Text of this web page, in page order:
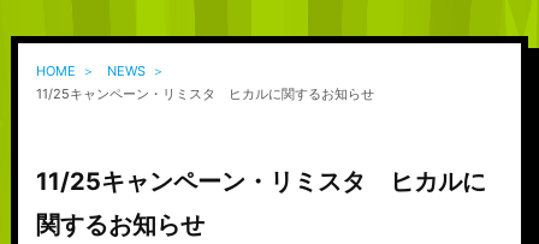
HOME
NEWS
11/25キャンペーン・リミスタ ヒカルに関するお知らせ
11/25キャンペーン・リミスタ ヒカルに
関するお知らせ